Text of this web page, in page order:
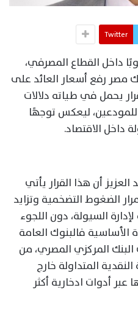
Twitter
داخل القطاع المصرفي،
مصر رفع أسعار العائد على
من 1%، وهو قرار يحمل في طياته دلالات
ليعكس توجهًا
داخل الاقتصاد.
أن هذا القرار يأتي
الضغوط التضخمية وتزايد
السيولة، دون اللجوء
الأساسية فالبنوك العامة
البنك المركزي المصري، من
المتداولة خارج
أدوات ادخارية أكثر